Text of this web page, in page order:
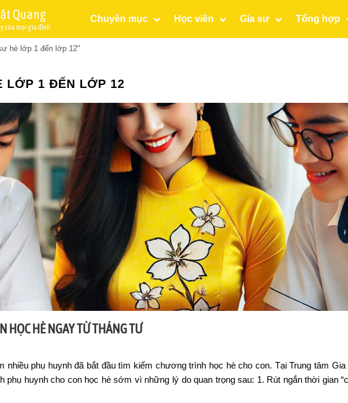
Quang
của mọi gia đình
Chuyên mục Học viên Gia sư Tổng hợp
hè lớp 1 đến lớp 12"
LỚP 1 ĐẾN LỚP 12
HỌC HÈ NGAY TỪ THÁNG TƯ
nhiều phụ huynh đã bắt đầu tìm kiếm chương trình học hè cho con. Tại Trung tâm
phụ huynh cho con học hè sớm vì những lý do quan trọng sau: 1. Rút ngắn thời gian